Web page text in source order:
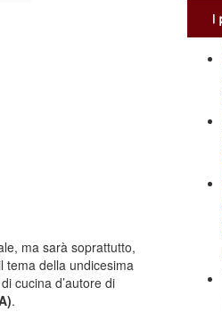
ma sarà soprattutto,
tema della undicesima
cucina d’autore di
.